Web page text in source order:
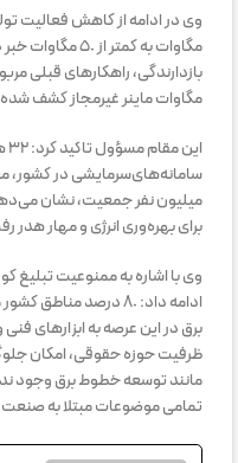
مگاوات به کمتر
مگاوات ماینر غیرمجاز کشف
میلیون نفر جمعیت، نشان
برای بهره‌وری انرژی و مهار
وی با اشاره به ممنوعیت تبلیغ
ادامه داد: ٨٠ درصد
برق در این عرصه به ابزارهای
ظرفیت حوزه حقوقی، امکان
مانند توسعه خطوط برق وجود
تمامی موضوعات مبتلا به صنعت